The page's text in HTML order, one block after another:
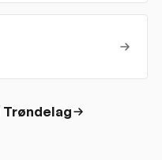
Trøndelag